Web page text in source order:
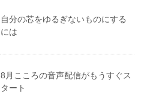
自分の芯をゆるぎないものにする
には
8月こころの音声配信がもうすぐス
タート